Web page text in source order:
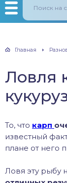
Главная
Ловля
То, что карп
известный
плане от него
Ловя эту рыбу
и донки
билет